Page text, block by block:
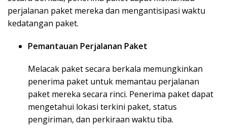
perjalanan paket mereka dan mengantisipasi waktu
kedatangan paket.
Pemantauan Perjalanan Paket
Melacak paket secara berkala memungkinkan
penerima paket untuk memantau perjalanan
paket mereka secara rinci. Penerima paket dapat
mengetahui lokasi terkini paket, status
pengiriman, dan perkiraan waktu tiba.